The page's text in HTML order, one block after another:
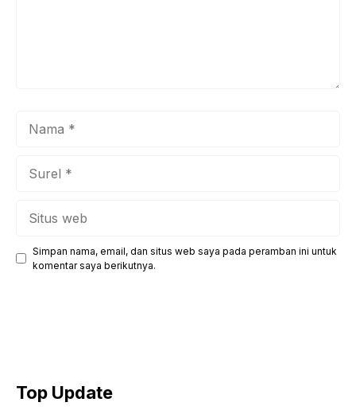
Simpan nama, email, dan situs web saya pada peramban ini untuk
komentar saya berikutnya.
Top Update